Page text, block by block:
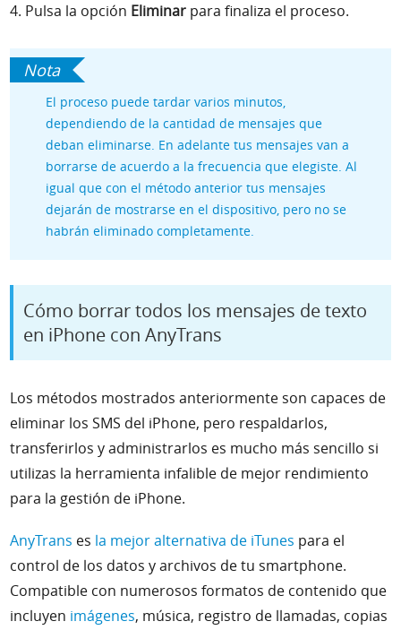
4. Pulsa la opción Eliminar para finaliza el proceso.
El proceso puede tardar varios minutos,
dependiendo de la cantidad de mensajes que
deban eliminarse. En adelante tus mensajes van a
borrarse de acuerdo a la frecuencia que elegiste. Al
igual que con el método anterior tus mensajes
dejarán de mostrarse en el dispositivo, pero no se
habrán eliminado completamente.
Cómo borrar todos los mensajes de texto
en iPhone con AnyTrans
Los métodos mostrados anteriormente son capaces de
eliminar los SMS del iPhone, pero respaldarlos,
transferirlos y administrarlos es mucho más sencillo si
utilizas la herramienta infalible de mejor rendimiento
para la gestión de iPhone.
AnyTrans es la mejor alternativa de iTunes para el
control de los datos y archivos de tu smartphone.
Compatible con numerosos formatos de contenido que
incluyen imágenes, música, registro de llamadas, copias